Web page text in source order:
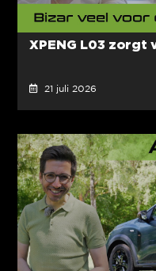
XPENG L03 zorgt
21 juli 2026